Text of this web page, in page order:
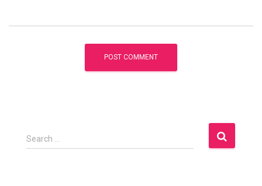
S
e
Search …